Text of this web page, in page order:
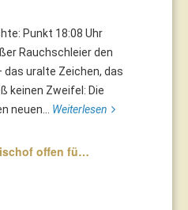
Punkt 18:08 Uhr
Rauchschleier den
uralte Zeichen, das
keinen Zweifel: Die
neuen... Weiterlesen
offen fü…